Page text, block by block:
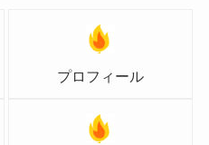
プロフィール